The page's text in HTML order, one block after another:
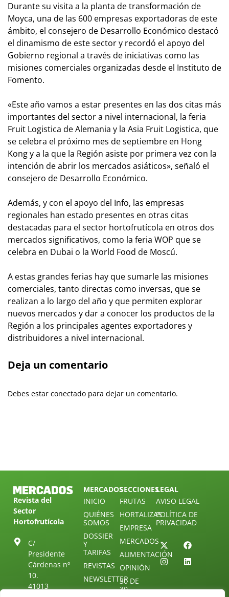
Durante su visita a la planta de transformación de
Moyca, una de las 600 empresas exportadoras de este
ámbito, el consejero de Desarrollo Económico destacó
el dinamismo de este sector y recordó el apoyo del
Gobierno regional a través de iniciativas como las
misiones comerciales organizadas desde el Instituto de
Fomento.
«Este año vamos a estar presentes en las dos citas más
importantes del sector a nivel internacional, la feria
Fruit Logistica de Alemania y la Asia Fruit Logistica, que
se celebra el próximo mes de septiembre en Hong
Kong y a la que la Región asiste por primera vez con la
intención de abrir los mercados asiáticos», señaló el
consejero de Desarrollo Económico.
Además, y con el apoyo del Info, las empresas
regionales han estado presentes en otras citas
destacadas para el sector hortofrutícola en otros dos
mercados significativos, como la feria WOP que se
celebra en Dubai o la World Food de Moscú.
A estas grandes ferias hay que sumarle las misiones
comerciales, tanto directas como inversas, que se
realizan a lo largo del año y que permiten explorar
nuevos mercados y dar a conocer los productos de la
Región a los principales agentes exportadores y
distribuidores a nivel internacional.
Deja un comentario
Debes estar conectado para dejar un comentario.
Revista del
Sector
Hortofrutícola
C/
Presidente
Cárdenas nº
10.
41013
MERCADOS
INICIO
QUIÉNES
SOMOS
DOSSIER
Y
TARIFAS
REVISTAS
NEWSLETTER
SUSCRIPCIÓN
SECCIONES
FRUTAS
HORTALIZAS
EMPRESA
MERCADOS
ALIMENTACIÓN
OPINIÓN
30 DE
30
LEGAL
AVISO LEGAL
POLÍTICA DE
PRIVACIDAD